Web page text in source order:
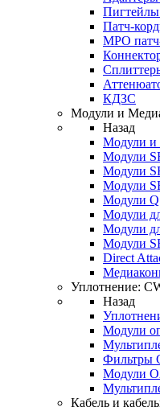
Пигтейлы
Патч-
MPO
КДЗС
Модули и
Назад
Модули и
Модули
Модули
Модули
Модули
Модули
Модули
Модули
Direct
Уплотнение:
Назад
Модули
Фильтры
Модули
Кабель и